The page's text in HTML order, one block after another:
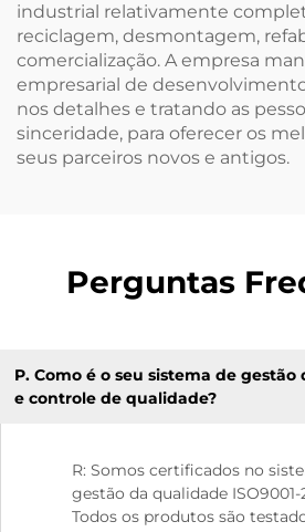
industrial relativamente
reciclagem, desmontagem,
comercialização. A empresa
empresarial de
nos detalhes e tratando as
sinceridade, para oferecer os
seus parceiros novos e antigos.
Perguntas
P. Como é o seu sistema de gestão
e controle de qualidade?
R: Somos certificados no
gestão da qualidade ISO9001-
Todos os produtos são